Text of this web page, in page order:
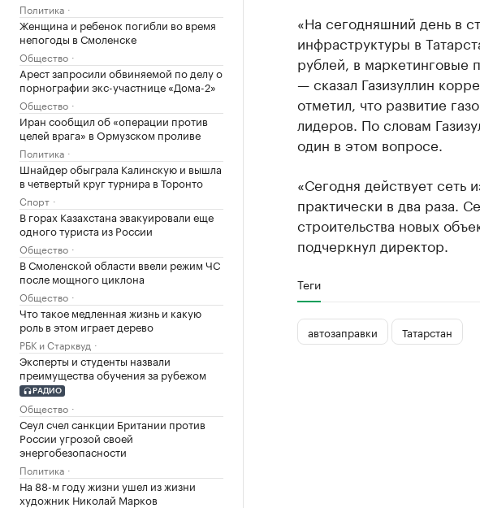
Политика
Женщина и ребенок погибли во время
непогоды в Смоленске
Общество
Арест запросили обвиняемой по делу о
порнографии экс-участнице «Дома-2»
Общество
Иран сообщил об «операции против
целей врага» в Ормузском проливе
Политика
Шнайдер обыграла Калинскую и вышла
в четвертый круг турнира в Торонто
Спорт
В горах Казахстана эвакуировали еще
одного туриста из России
Общество
В Смоленской области ввели режим ЧС
после мощного циклона
Общество
Что такое медленная жизнь и какую
роль в этом играет дерево
РБК и Старквуд
Эксперты и студенты назвали
преимущества обучения за рубежом
РАДИО
Общество
Сеул счел санкции Британии против
России угрозой своей
энергобезопасности
Политика
На 88-м году жизни ушел из жизни
художник Николай Марков
«На сегодняшний день в
инфраструктуры в
рублей, в маркетинговые
— сказал Газизуллин
отметил, что развитие
лидеров. По словам
один в этом вопросе.
«Сегодня действует сеть
практически в два раза.
строительства новых
подчеркнул директор.
Теги
автозаправки Татарстан